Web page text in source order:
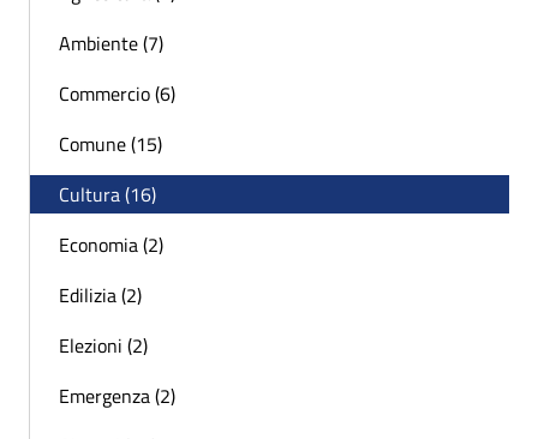
Ambiente (7)
Commercio (6)
Comune (15)
Cultura (16)
Economia (2)
Edilizia (2)
Elezioni (2)
Emergenza (2)